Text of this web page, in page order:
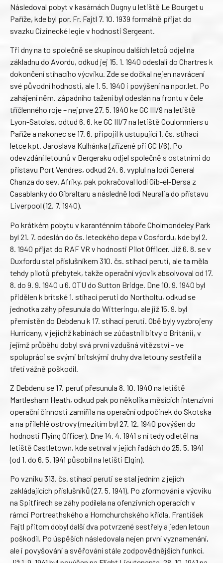
Následoval pobyt v kasárnách Dugny u letiště Le Bourget u
Paříže, kde byl por. Fr. Fajtl 7. 10. 1939 formálně přijat do
svazku Cizinecké legie v hodnosti Sergeant.
Tři dny na to společně se skupinou dalších letců odjel na
základnu do Avordu, odkud jej 15. 1. 1940 odeslali do Chartres k
dokončení stíhacího výcviku. Zde se dočkal nejen navrácení
své původní hodnosti, ale 1. 5. 1940 i povýšení na npor.let. Po
zahájení něm. západního tažení byl odeslán na frontu v čele
tříčlenného roje – nejprve 27. 5. 1940 ke GC III/9 na letiště
Lyon-Satolas, odtud 6. 6. ke GC III/7 na letiště Coulomniers u
Paříže a nakonec se 17. 6. připojil k ustupující 1. čs. stíhací
letce kpt. Jaroslava Kulhánka (zřízené při GC I/6). Po
odevzdání letounů v Bergeraku odjel společně s ostatními do
přístavu Port Vendres, odkud 24. 6. vyplul na lodi General
Chanza do sev. Afriky, pak pokračoval lodí Gib-el-Dersa z
Casablanky do Gibraltaru a následně lodí Neuralia do přístavu
Liverpool (12. 7. 1940).
Po krátkém pobytu v karanténním táboře Cholmondeley Park
byl 21. 7. odeslán do čs. leteckého depa v Cosfordu, kde byl 2.
8. 1940 přijat do RAF VR v hodnosti Pilot Officer. Již 6. 8. se v
Duxfordu stal příslušníkem 310. čs. stíhací peruti, ale ta měla
tehdy pilotů přebytek, takže operační výcvik absolvoval od 17.
8. do 9. 9. 1940 u 6. OTU do Sutton Bridge. Dne 10. 9. 1940 byl
přidělen k britské 1. stíhací peruti do Northoltu, odkud se
jednotka záhy přesunula do Witteringu, ale již 15. 9. byl
přemístěn do Debdenu k 17. stíhací peruti. Obě byly vyzbrojeny
Hurricany, v jejichž kabinách se zúčastnil bitvy o Británii, v
jejímž průběhu dobyl svá první vzdušná vítězství – ve
spolupráci se svými britskými druhy dva letouny sestřelil a
třetí vážně poškodil.
Z Debdenu se 17. peruť přesunula 8. 10. 1940 na letiště
Martlesham Heath, odkud pak po několika měsících intenzívní
operační činnosti zamířila na operační odpočinek do Skotska
a na přilehlé ostrovy (mezitím byl 27. 12. 1940 povýšen do
hodnosti Flying Officer). Dne 14. 4. 1941 s ní tedy odletěl na
letiště Castletown, kde setrval v jejích řadách do 25. 5. 1941
(od 1. do 6. 5. 1941 působil na letišti Elgin).
Po vzniku 313. čs. stíhací peruti se stal jedním z jejích
zakládajících příslušníků (27. 5. 1941). Po zformování a výcviku
na Spitfirech se záhy podílela na ofenzivních operacích v
rámci Portreathského a Hornchurchského křídla. František
Fajtl přitom dobyl další dva potvrzené sestřely a jeden letoun
poškodil. Po úspěších následovala nejen první vyznamenání,
ale i povyšování a svěřování stále zodpovědnějších funkcí.